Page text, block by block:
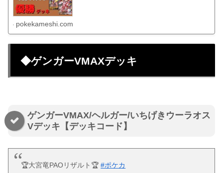
pokekameshi.com
◆ゲンガーVMAXデッキ
ゲンガーVMAX/ヘルガー/いちげきウーラオス
Vデッキ【デッキコード】
🏆大宮竜PAOリザルト🏆#ポケカ